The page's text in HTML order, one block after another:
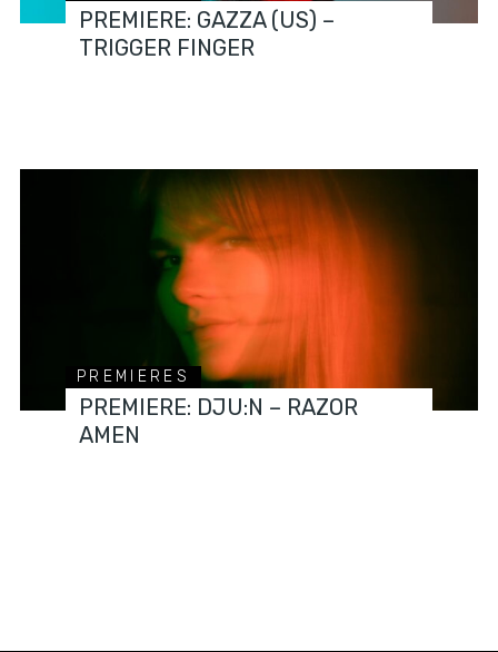
PREMIERE: GAZZA (US) –
TRIGGER FINGER
PREMIERES
PREMIERE: DJU:N – RAZOR
AMEN